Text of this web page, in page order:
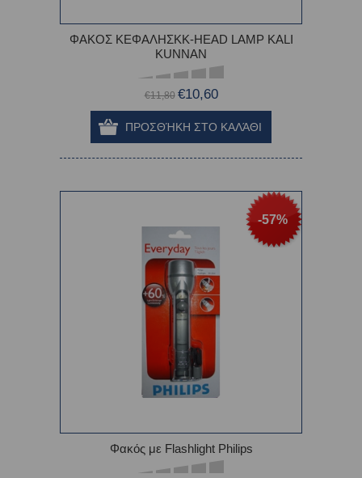
ΦΑΚΟΣ ΚΕΦΑΛΗΣΚΚ-HEAD LAMP KALI
KUNNAN
€11,80 €10,60
-57%
Φακός με Flashlight Philips